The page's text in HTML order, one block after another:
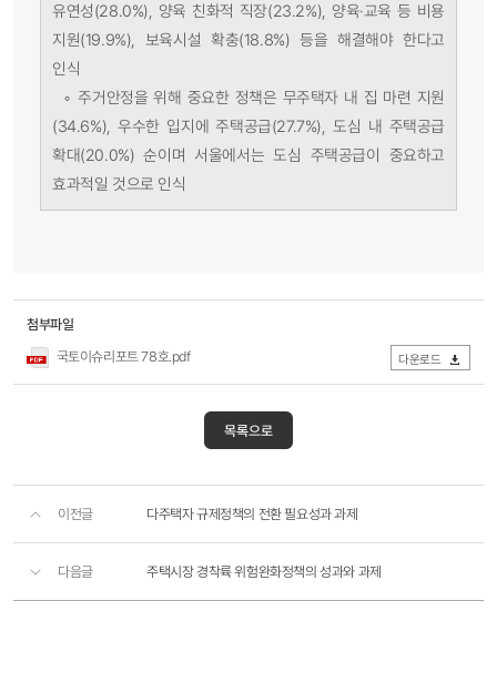
유연성(28.0%), 양육 친화적 직장(23.2%), 양육·교육 등 비용
지원(19.9%), 보육시설 확충(18.8%) 등을 해결해야 한다고
인식
◦ 주거안정을 위해 중요한 정책은 무주택자 내 집 마련 지원
(34.6%), 우수한 입지에 주택공급(27.7%), 도심 내 주택공급
확대(20.0%) 순이며 서울에서는 도심 주택공급이 중요하고
효과적일 것으로 인식
첨부파일
국토이슈리포트 78호.pdf
다운로드
목록으로
이전글 다주택자 규제정책의 전환 필요성과 과제
다음글 주택시장 경착륙 위험완화정책의 성과와 과제